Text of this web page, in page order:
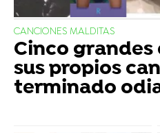
CANCIONES MALDITAS
Cinco grandes
sus propios
terminado